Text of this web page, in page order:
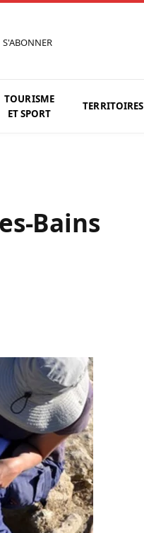
S'ABONNER
TOURISME
ET SPORT
TERRITOIRES
Bains